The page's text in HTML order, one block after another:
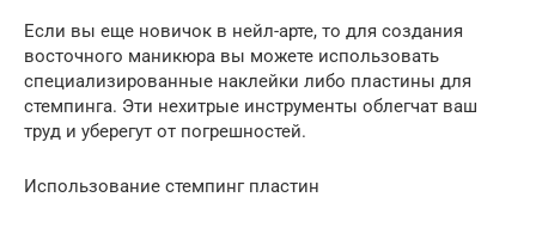
Если вы еще новичок в нейл-арте, то для создания
восточного маникюра вы можете использовать
специализированные наклейки либо пластины для
стемпинга. Эти нехитрые инструменты облегчат ваш
труд и уберегут от погрешностей.
Использование стемпинг пластин